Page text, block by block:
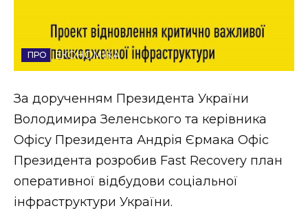
Втрачений Ужгород
Втрачений Ужгород (відеоверсія)
ЗАКАРПАТСЬКІ НОВИНИ
НОВИНИ ЗАХІДНОЇ УКРАЇНИ
ЕКОНОМІКА
За дорученням Президента України
Володимира Зеленського та керівника
Офісу Президента Андрія Єрмака Офіс
Президента розробив Fast Recovery план
оперативної відбудови соціальної
інфраструктури України.